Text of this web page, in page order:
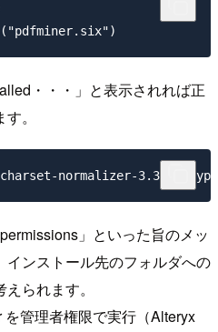
・・・」と表示されれば正
。
」といった旨のメッ
ンストール先のフォルダへの
られます。
管理者権限で実行（Alteryx